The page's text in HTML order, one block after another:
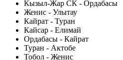
Кызыл-Жар СК - Ордабасы
Женис - Улытау
Кайрат - Туран
Кайсар - Елимай
Ордабасы - Кайрат
Туран - Актобе
Тобол - Женис